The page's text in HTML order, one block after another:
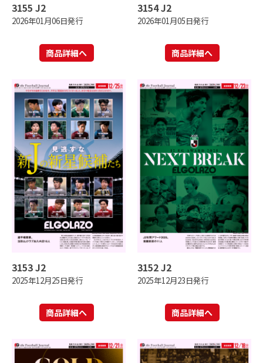
3155 J2
2026年01月06日発行
商品詳細へ
3154 J2
2026年01月05日発行
商品詳細へ
3153 J2
2025年12月25日発行
商品詳細へ
3152 J2
2025年12月23日発行
商品詳細へ